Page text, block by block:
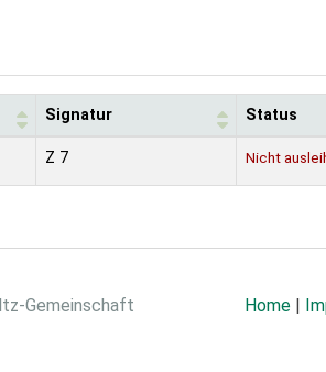
Signatur Status
Z 7 Nicht
Gemeinschaft Home